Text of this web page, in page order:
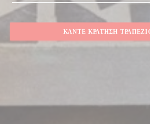
ΚΆΝΤΕ ΚΡΆΤΗΣΗ